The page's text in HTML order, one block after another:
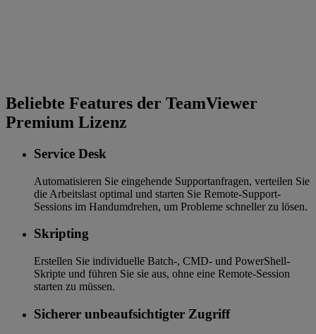
Beliebte Features der TeamViewer
Premium Lizenz
Service Desk
Automatisieren Sie eingehende Supportanfragen, verteilen Sie
die Arbeitslast optimal und starten Sie Remote-Support-
Sessions im Handumdrehen, um Probleme schneller zu lösen.
Skripting
Erstellen Sie individuelle Batch-, CMD- und PowerShell-
Skripte und führen Sie sie aus, ohne eine Remote-Session
starten zu müssen.
Sicherer unbeaufsichtigter Zugriff